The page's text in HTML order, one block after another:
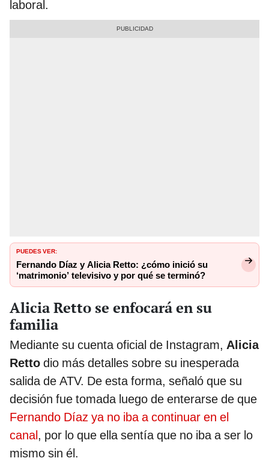
laboral.
PUEDES VER:
Fernando Díaz y Alicia Retto: ¿cómo inició su
‘matrimonio’ televisivo y por qué se terminó?
Alicia Retto se enfocará en su
familia
Mediante su cuenta oficial de Instagram, Alicia
Retto dio más detalles sobre su inesperada
salida de ATV. De esta forma, señaló que su
decisión fue tomada luego de enterarse de que
Fernando Díaz ya no iba a continuar en el
canal, por lo que ella sentía que no iba a ser lo
mismo sin él.